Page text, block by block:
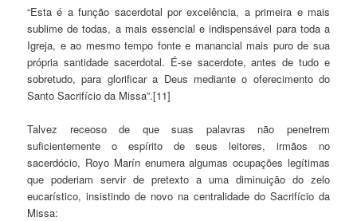
“Esta é a função sacerdotal por excelência, a primeira e mais
sublime de todas, a mais essencial e indispensável para toda a
Igreja, e ao mesmo tempo fonte e manancial mais puro de sua
própria santidade sacerdotal. É-se sacerdote, antes de tudo e
sobretudo, para glorificar a Deus mediante o oferecimento do
Santo Sacrifício da Missa”.[11]
Talvez receoso de que suas palavras não penetrem
suficientemente o espírito de seus leitores, irmãos no
sacerdócio, Royo Marín enumera algumas ocupações legítimas
que poderiam servir de pretexto a uma diminuição do zelo
eucarístico, insistindo de novo na centralidade do Sacrifício da
Missa: